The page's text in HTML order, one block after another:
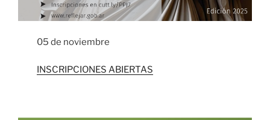
05 de noviembre
INSCRIPCIONES ABIERTAS